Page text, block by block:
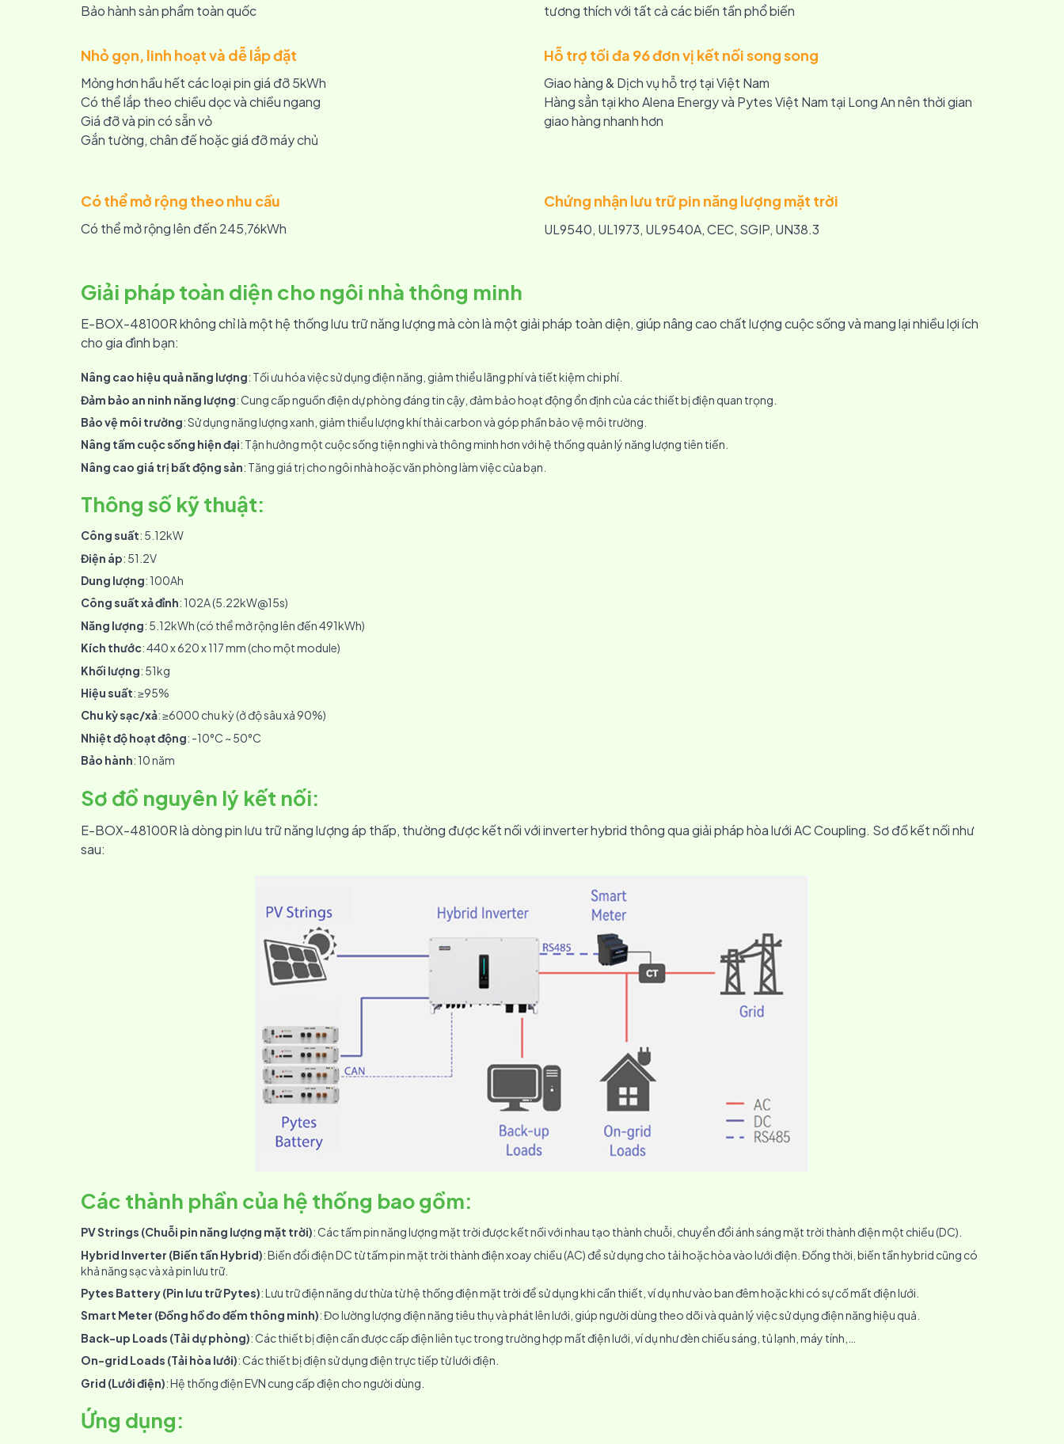
Bảo hành sản phẩm toàn quốc
tương thích với tất cả các biến tần phổ biến
Nhỏ gọn, linh hoạt và dễ lắp đặt
Mỏng hơn hầu hết các loại pin giá đỡ 5kWh
Có thể lắp theo chiều dọc và chiều ngang
Giá đỡ và pin có sẵn vỏ
Gắn tường, chân đế hoặc giá đỡ máy chủ
Hỗ trợ tối đa 96 đơn vị kết nối song song
Giao hàng & Dịch vụ hỗ trợ tại Việt Nam
Hàng sẳn tại kho Alena Energy và Pytes Việt Nam tại Long An nên thời gian
giao hàng nhanh hơn
Có thể mở rộng theo nhu cầu
Có thể mở rộng lên đến 245,76kWh
Chứng nhận lưu trữ pin năng lượng mặt trời
UL9540, UL1973, UL9540A, CEC, SGIP, UN38.3
Giải pháp toàn diện cho ngôi nhà thông minh
E-BOX-48100R không chỉ là một hệ thống lưu trữ năng lượng mà còn là một giải pháp toàn diện, giúp nâng cao chất lượng cuộc sống và mang lại nhiều lợi ích
cho gia đình bạn:
Nâng cao hiệu quả năng lượng: Tối ưu hóa việc sử dụng điện năng, giảm thiểu lãng phí và tiết kiệm chi phí.
Đảm bảo an ninh năng lượng: Cung cấp nguồn điện dự phòng đáng tin cậy, đảm bảo hoạt động ổn định của các thiết bị điện quan trọng.
Bảo vệ môi trường: Sử dụng năng lượng xanh, giảm thiểu lượng khí thải carbon và góp phần bảo vệ môi trường.
Nâng tầm cuộc sống hiện đại: Tận hưởng một cuộc sống tiện nghi và thông minh hơn với hệ thống quản lý năng lượng tiên tiến.
Nâng cao giá trị bất động sản: Tăng giá trị cho ngôi nhà hoặc văn phòng làm việc của bạn.
Thông số kỹ thuật:
Công suất: 5.12kW
Điện áp: 51.2V
Dung lượng: 100Ah
Công suất xả đỉnh: 102A (5.22kW@15s)
Năng lượng: 5.12kWh (có thể mở rộng lên đến 491kWh)
Kích thước: 440 x 620 x 117 mm (cho một module)
Khối lượng: 51kg
Hiệu suất: ≥95%
Chu kỳ sạc/xả: ≥6000 chu kỳ (ở độ sâu xả 90%)
Nhiệt độ hoạt động: -10°C ~ 50°C
Bảo hành: 10 năm
Sơ đồ nguyên lý kết nối:
E-BOX-48100R là dòng pin lưu trữ năng lượng áp thấp, thường được kết nối với inverter hybrid thông qua giải pháp hòa lưới AC Coupling. Sơ đồ kết nối như
sau:
Các thành phần của hệ thống bao gồm:
PV Strings (Chuỗi pin năng lượng mặt trời): Các tấm pin năng lượng mặt trời được kết nối với nhau tạo thành chuỗi, chuyển đổi ánh sáng mặt trời thành điện một chiều (DC).
Hybrid Inverter (Biến tần Hybrid): Biến đổi điện DC từ tấm pin mặt trời thành điện xoay chiều (AC) để sử dụng cho tải hoặc hòa vào lưới điện. Đồng thời, biến tần hybrid cũng có
khả năng sạc và xả pin lưu trữ.
Pytes Battery (Pin lưu trữ Pytes): Lưu trữ điện năng dư thừa từ hệ thống điện mặt trời để sử dụng khi cần thiết, ví dụ như vào ban đêm hoặc khi có sự cố mất điện lưới.
Smart Meter (Đồng hồ đo đếm thông minh): Đo lường lượng điện năng tiêu thụ và phát lên lưới, giúp người dùng theo dõi và quản lý việc sử dụng điện năng hiệu quả.
Back-up Loads (Tải dự phòng): Các thiết bị điện cần được cấp điện liên tục trong trường hợp mất điện lưới, ví dụ như đèn chiếu sáng, tủ lạnh, máy tính,…
On-grid Loads (Tải hòa lưới): Các thiết bị điện sử dụng điện trực tiếp từ lưới điện.
Grid (Lưới điện): Hệ thống điện EVN cung cấp điện cho người dùng.
Ứng dụng: